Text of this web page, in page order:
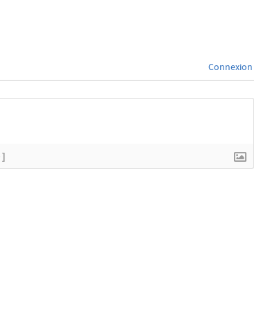
Connexion